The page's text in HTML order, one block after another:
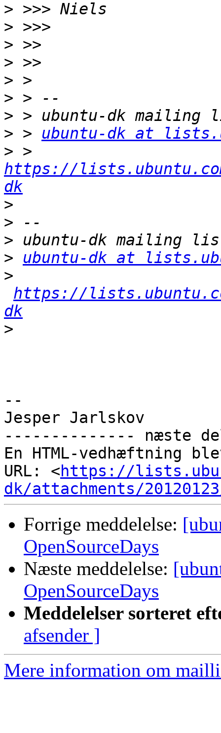
>
>
>
>
>
>
>
> > ubuntu-dk at
>
https://
dk
>
>
>
>
ubuntu-dk at
>
https://
dk
>
--
Jesper Jarlskov
-------------- næste
En HTML-vedhæftning
URL: <https://
dk/attachments/
Forrige meddelelse:
OpenSourceDays
Næste meddelelse:
OpenSourceDays
Meddelelser sorteret
afsender ]
Mere information om